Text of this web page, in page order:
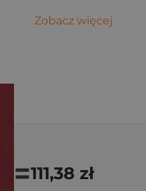
Zobacz więcej
=111,38 zł